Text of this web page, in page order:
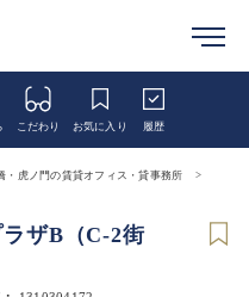
こだわり お気に入り 履歴
・虎ノ門の賃貸オフィス・貸事務所
ザB（C-2街